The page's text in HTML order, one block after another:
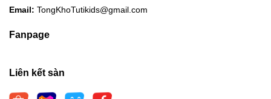
Email: TongKhoTutikids@gmail.com
Fanpage
Liên kết sàn